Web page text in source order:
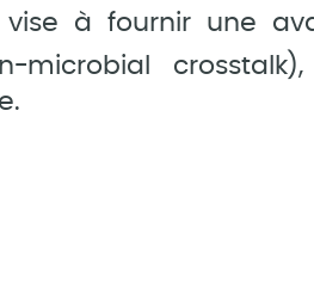
à fournir une
microbial